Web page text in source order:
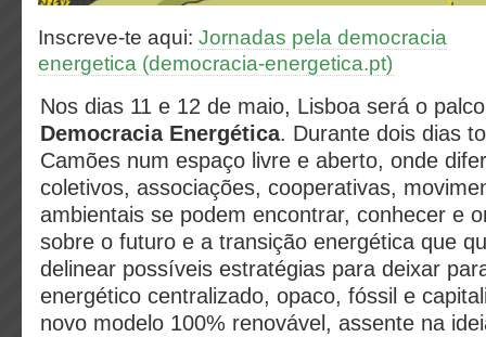
Inscreve-te aqui: Jornadas pela democracia
energetica (democracia-energetica.pt)
Nos dias 11 e 12 de maio, Lisboa será o
Democracia Energética. Durante dois dias
Camões num espaço livre e aberto, onde
coletivos, associações, cooperativas,
ambientais se podem encontrar, conhecer e
sobre o futuro e a transição energética que
delinear possíveis estratégias para deixar
energético centralizado, opaco, fóssil e
novo modelo 100% renovável, assente na